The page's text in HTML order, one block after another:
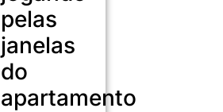
pelas
janelas
do
apartamento